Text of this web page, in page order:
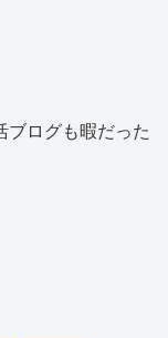
ログも暇だった